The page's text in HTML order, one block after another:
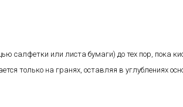
салфетки или листа бумаги) до тех пор, пока
только на гранях, оставляя в углублениях